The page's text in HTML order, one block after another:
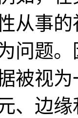
从事
问题
被视为
、边